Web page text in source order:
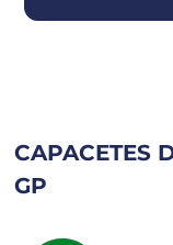
CAPACETES
GP